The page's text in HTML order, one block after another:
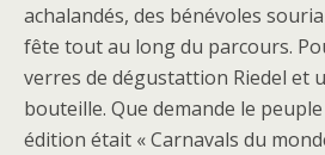
achalandés, des bénévoles
fête tout au long du parcours.
verres de dégustattion Riedel et
bouteille. Que demande le
édition était « Carnavals du